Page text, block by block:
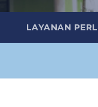
LAYANAN